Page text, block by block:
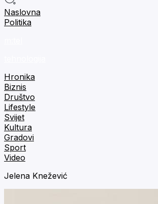
Naslovna
Politika
Hronika
Biznis
Društvo
Lifestyle
Svijet
Kultura
Gradovi
Sport
Video
Jelena Knežević